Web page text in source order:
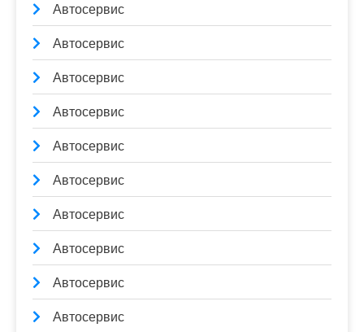
Автосервис
Автосервис
Автосервис
Автосервис
Автосервис
Автосервис
Автосервис
Автосервис
Автосервис
Автосервис